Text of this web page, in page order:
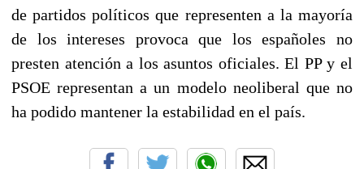
de partidos políticos que representen a la mayoría
de los intereses provoca que los españoles no
presten atención a los asuntos oficiales. El PP y el
PSOE representan a un modelo neoliberal que no
ha podido mantener la estabilidad en el país.